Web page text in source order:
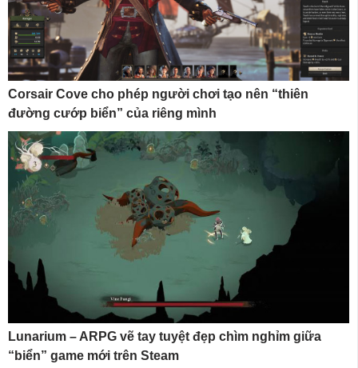
Corsair Cove cho phép người chơi tạo nên “thiên
đường cướp biển” của riêng mình
Lunarium – ARPG vẽ tay tuyệt đẹp chìm nghỉm giữa
“biển” game mới trên Steam